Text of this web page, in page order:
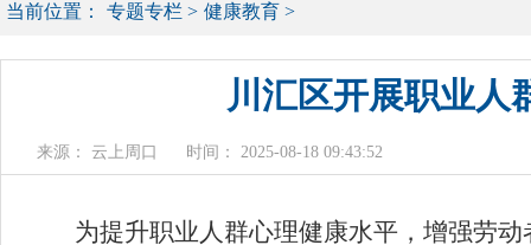
当前位置： 专题专栏 > 健康教育 >
川汇区开展职业人
来源： 云上周口 时间： 2025-08-18 09:43:52
为提升职业人群心理健康水平，增强劳